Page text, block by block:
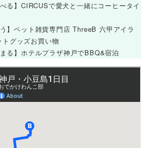
】CIRCUSで愛犬と一緒にコーヒータイ
】ペット雑貨専門店 ThreeB 六甲アイラ
トグッズお買い物
る】ホテルプラザ神戸でBBQ&宿泊